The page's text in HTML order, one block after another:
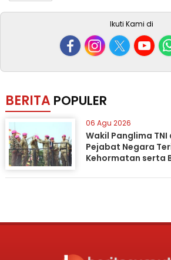
Ikuti Kami di
BERITA POPULER
06 Agu 2026
Wakil Panglima TNI
Pejabat Negara
Kehormatan serta